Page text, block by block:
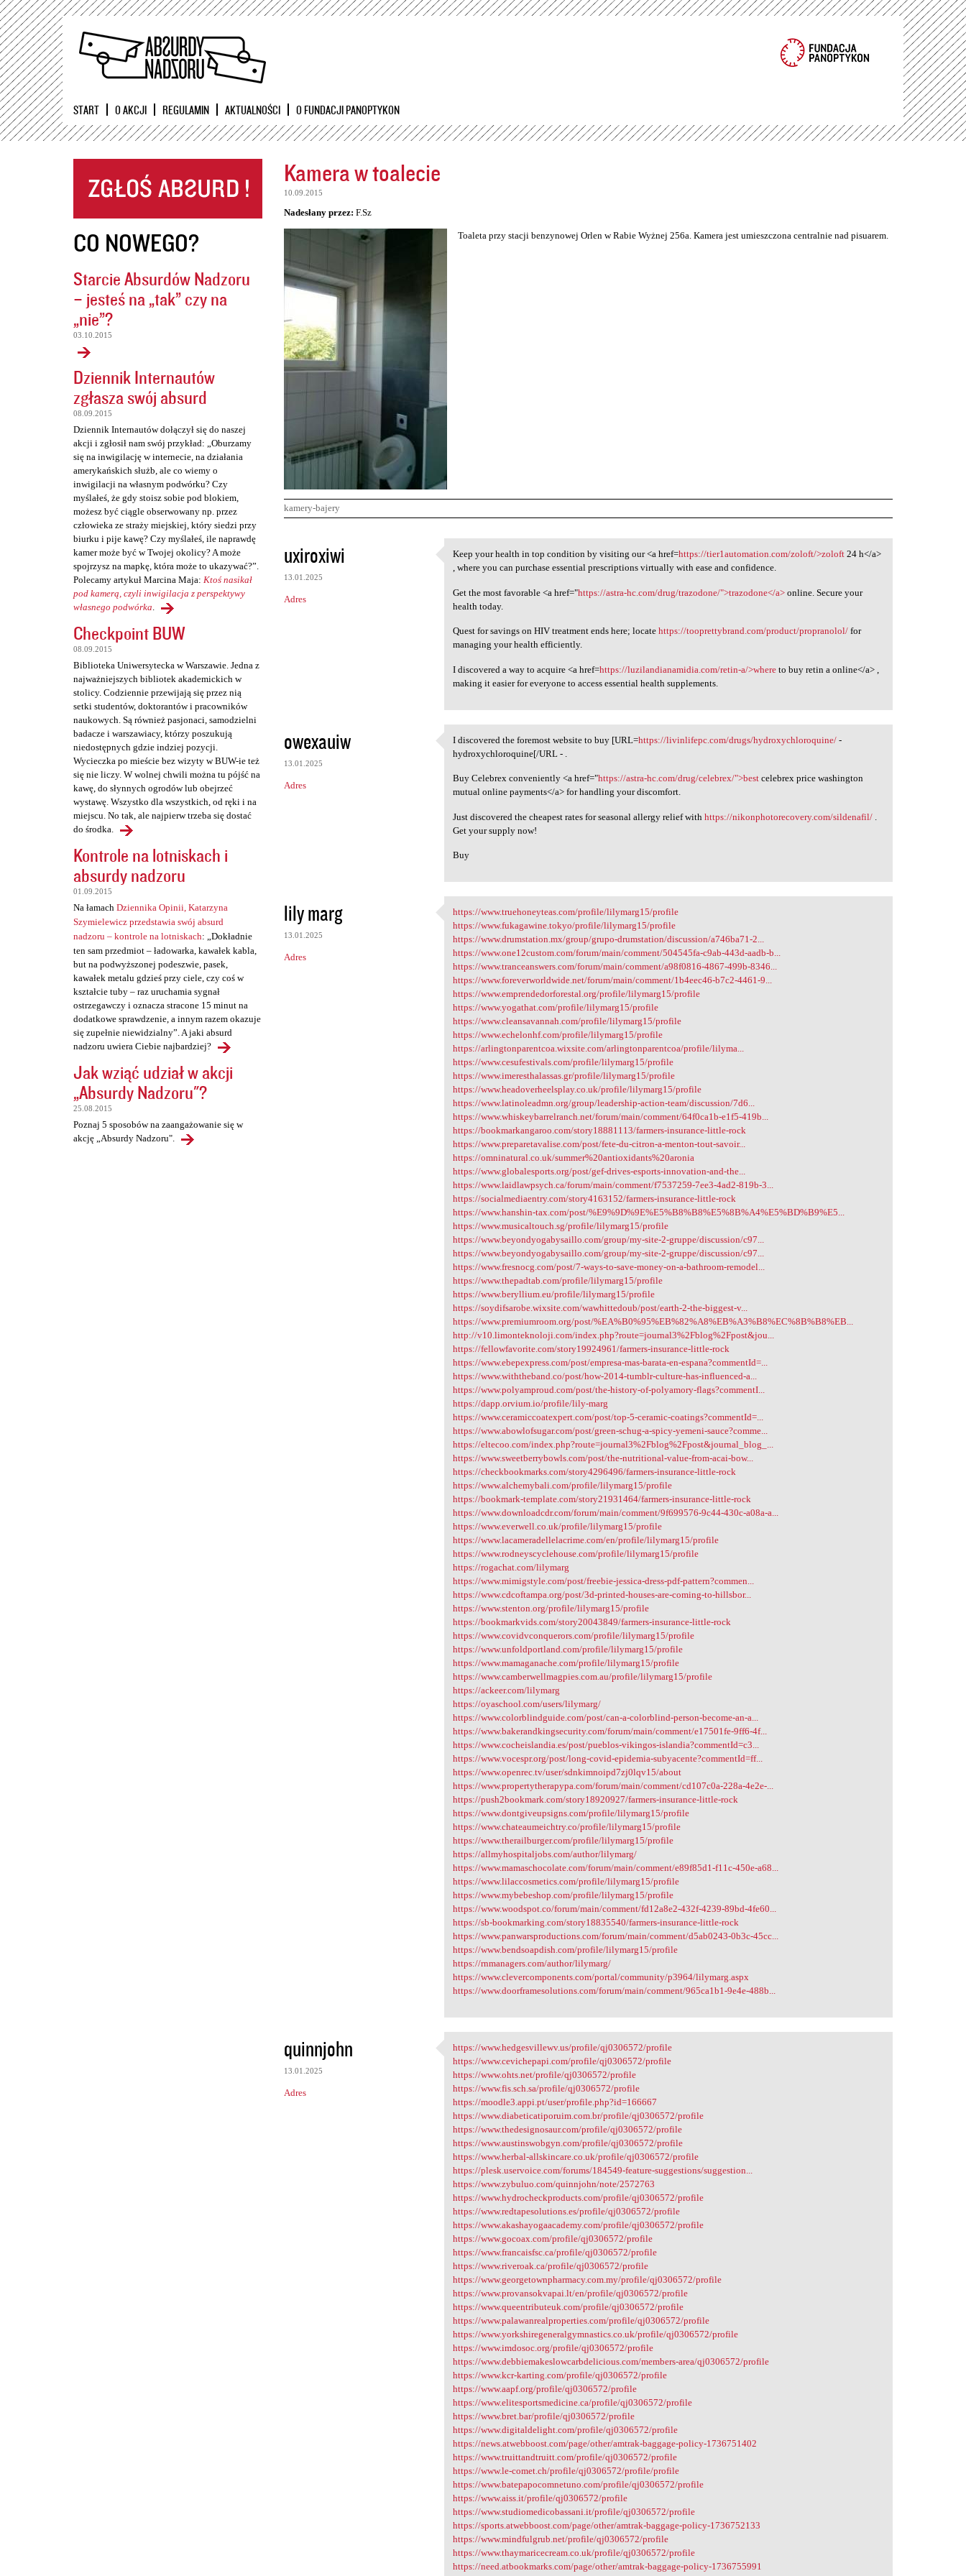
Przejdź
START O AKCJI REGULAMIN AKTUALNOŚCI O FUNDACJI PANOPTYKON
CO NOWEGO?
Starcie Absurdów Nadzoru
– jesteś na „tak” czy na
„nie”?
03.10.2015
Dziennik Internautów
zgłasza swój absurd
08.09.2015
Dziennik Internautów dołączył się do naszej
akcji i zgłosił nam swój przykład: „Oburzamy
się na inwigilację w internecie, na działania
amerykańskich służb, ale co wiemy o
inwigilacji na własnym podwórku? Czy
myślałeś, że gdy stoisz sobie pod blokiem,
możesz być ciągle obserwowany np. przez
człowieka ze straży miejskiej, który siedzi przy
biurku i pije kawę? Czy myślałeś, ile naprawdę
kamer może być w Twojej okolicy? A może
spojrzysz na mapkę, która może to ukazywać?”.
Polecamy artykuł Marcina Maja: Ktoś nasikał
pod kamerą, czyli inwigilacja z perspektywy
własnego podwórka.
Checkpoint BUW
08.09.2015
Biblioteka Uniwersytecka w Warszawie. Jedna z
najważniejszych bibliotek akademickich w
stolicy. Codziennie przewijają się przez nią
setki studentów, doktorantów i pracowników
naukowych. Są również pasjonaci, samodzielni
badacze i warszawiacy, którzy poszukują
niedostępnych gdzie indziej pozycji.
Wycieczka po mieście bez wizyty w BUW-ie też
się nie liczy. W wolnej chwili można tu pójść na
kawę, do słynnych ogrodów lub obejrzeć
wystawę. Wszystko dla wszystkich, od ręki i na
miejscu. No tak, ale najpierw trzeba się dostać
do środka.
Kontrole na lotniskach i
absurdy nadzoru
01.09.2015
Na łamach Dziennika Opinii, Katarzyna
Szymielewicz przedstawia swój absurd
nadzoru – kontrole na lotniskach: „Dokładnie
ten sam przedmiot – ładowarka, kawałek kabla,
but na podwyższonej podeszwie, pasek,
kawałek metalu gdzieś przy ciele, czy coś w
kształcie tuby – raz uruchamia sygnał
ostrzegawczy i oznacza stracone 15 minut na
dodatkowe sprawdzenie, a innym razem okazuje
się zupełnie niewidzialny”. A jaki absurd
nadzoru uwiera Ciebie najbardziej?
Jak wziąć udział w akcji
„Absurdy Nadzoru"?
25.08.2015
Poznaj 5 sposobów na zaangażowanie się w
akcję „Absurdy Nadzoru".
Kamera w toalecie
10.09.2015
Nadesłany przez: F.Sz
Toaleta przy stacji benzynowej Orlen w Rabie Wyżnej 256a. Kamera jest umieszczona centralnie nad pisuarem.
kamery-bajery
K
o
m
e
uxiroxiwi
13.01.2025
Adres
Keep your health in top
Keep your health in top condition by visiting our <a href=https://tier1automation.com/zoloft/>zoloft 24 h</a>
, where you can purchase essential prescriptions virtually with ease and confidence.
Get the most favorable <a href="https://astra-hc.com/drug/trazodone/">trazodone</a> online. Secure your
health today.
Quest for savings on HIV treatment ends here; locatehttps://tooprettybrand.com/product/propranolol/ for
managing your health efficiently.
I discovered a way to acquire <a href=https://luzilandianamidia.com/retin-a/>where to buy retin a online</a> ,
making it easier for everyone to access essential health supplements.
owexauiw
13.01.2025
Adres
I discovered the foremost
I discovered the foremost website to buy [URL=https://livinlifepc.com/drugs/hydroxychloroquine/ -
hydroxychloroquine[/URL - .
Buy Celebrex conveniently <a href="https://astra-hc.com/drug/celebrex/">best celebrex price washington
mutual online payments</a> for handling your discomfort.
Just discovered the cheapest rates for seasonal allergy relief withhttps://nikonphotorecovery.com/sildenafil/
Get your supply now!
Buy
lily marg
13.01.2025
Adres
https://www.truehoneyteas.com
https://www.truehoneyteas.com/profile/lilymarg15/profile
https://www.fukagawine.tokyo/profile/lilymarg15/profile
https://www.drumstation.mx/group/grupo-drumstation/discussion/a746ba71-2...
https://www.one12custom.com/forum/main/comment/504545fa-c9ab-443d-aadb-b...
https://www.tranceanswers.com/forum/main/comment/a98f0816-4867-499b-8346...
https://www.foreverworldwide.net/forum/main/comment/1b4eec46-b7c2-4461-9...
https://www.emprendedorforestal.org/profile/lilymarg15/profile
https://www.yogathat.com/profile/lilymarg15/profile
https://www.cleansavannah.com/profile/lilymarg15/profile
https://www.echelonhf.com/profile/lilymarg15/profile
https://arlingtonparentcoa.wixsite.com/arlingtonparentcoa/profile/lilyma...
https://www.cesufestivals.com/profile/lilymarg15/profile
https://www.imeresthalassas.gr/profile/lilymarg15/profile
https://www.headoverheelsplay.co.uk/profile/lilymarg15/profile
https://www.latinoleadmn.org/group/leadership-action-team/discussion/7d6...
https://www.whiskeybarrelranch.net/forum/main/comment/64f0ca1b-e1f5-419b...
https://bookmarkangaroo.com/story18881113/farmers-insurance-little-rock
https://www.preparetavalise.com/post/fete-du-citron-a-menton-tout-savoir...
https://omninatural.co.uk/summer%20antioxidants%20aronia
https://www.globalesports.org/post/gef-drives-esports-innovation-and-the...
https://www.laidlawpsych.ca/forum/main/comment/f7537259-7ee3-4ad2-819b-3...
https://socialmediaentry.com/story4163152/farmers-insurance-little-rock
https://www.hanshin-tax.com/post/%E9%9D%9E%E5%B8%B8%E5%8B%A4%E5%BD%B9%E5...
https://www.musicaltouch.sg/profile/lilymarg15/profile
https://www.beyondyogabysaillo.com/group/my-site-2-gruppe/discussion/c97...
https://www.beyondyogabysaillo.com/group/my-site-2-gruppe/discussion/c97...
https://www.fresnocg.com/post/7-ways-to-save-money-on-a-bathroom-remodel...
https://www.thepadtab.com/profile/lilymarg15/profile
https://www.beryllium.eu/profile/lilymarg15/profile
https://soydifsarobe.wixsite.com/wawhittedoub/post/earth-2-the-biggest-v...
https://www.premiumroom.org/post/%EA%B0%95%EB%82%A8%EB%A3%B8%EC%8B%B8%EB...
http://v10.limonteknoloji.com/index.php?route=journal3%2Fblog%2Fpost&jou...
https://fellowfavorite.com/story19924961/farmers-insurance-little-rock
https://www.ebepexpress.com/post/empresa-mas-barata-en-espana?commentId=...
https://www.withtheband.co/post/how-2014-tumblr-culture-has-influenced-a...
https://www.polyamproud.com/post/the-history-of-polyamory-flags?commentI...
https://dapp.orvium.io/profile/lily-marg
https://www.ceramiccoatexpert.com/post/top-5-ceramic-coatings?commentId=...
https://www.abowlofsugar.com/post/green-schug-a-spicy-yemeni-sauce?comme...
https://eltecoo.com/index.php?route=journal3%2Fblog%2Fpost&journal_blog_...
https://www.sweetberrybowls.com/post/the-nutritional-value-from-acai-bow...
https://checkbookmarks.com/story4296496/farmers-insurance-little-rock
https://www.alchemybali.com/profile/lilymarg15/profile
https://bookmark-template.com/story21931464/farmers-insurance-little-rock
https://www.downloadcdr.com/forum/main/comment/9f699576-9c44-430c-a08a-a...
https://www.everwell.co.uk/profile/lilymarg15/profile
https://www.lacameradellelacrime.com/en/profile/lilymarg15/profile
https://www.rodneyscyclehouse.com/profile/lilymarg15/profile
https://rogachat.com/lilymarg
https://www.mimigstyle.com/post/freebie-jessica-dress-pdf-pattern?commen...
https://www.cdcoftampa.org/post/3d-printed-houses-are-coming-to-hillsbor...
https://www.stenton.org/profile/lilymarg15/profile
https://bookmarkvids.com/story20043849/farmers-insurance-little-rock
https://www.covidvconquerors.com/profile/lilymarg15/profile
https://www.unfoldportland.com/profile/lilymarg15/profile
https://www.mamaganache.com/profile/lilymarg15/profile
https://www.camberwellmagpies.com.au/profile/lilymarg15/profile
https://ackeer.com/lilymarg
https://oyaschool.com/users/lilymarg/
https://www.colorblindguide.com/post/can-a-colorblind-person-become-an-a...
https://www.bakerandkingsecurity.com/forum/main/comment/e17501fe-9ff6-4f...
https://www.cocheislandia.es/post/pueblos-vikingos-islandia?commentId=c3...
https://www.vocespr.org/post/long-covid-epidemia-subyacente?commentId=ff...
https://www.openrec.tv/user/sdnkimnoipd7zj0lqv15/about
https://www.propertytherapypa.com/forum/main/comment/cd107c0a-228a-4e2e-...
https://push2bookmark.com/story18920927/farmers-insurance-little-rock
https://www.dontgiveupsigns.com/profile/lilymarg15/profile
https://www.chateaumeichtry.co/profile/lilymarg15/profile
https://www.therailburger.com/profile/lilymarg15/profile
https://allmyhospitaljobs.com/author/lilymarg/
https://www.mamaschocolate.com/forum/main/comment/e89f85d1-f11c-450e-a68...
https://www.lilaccosmetics.com/profile/lilymarg15/profile
https://www.mybebeshop.com/profile/lilymarg15/profile
https://www.woodspot.co/forum/main/comment/fd12a8e2-432f-4239-89bd-4fe60...
https://sb-bookmarking.com/story18835540/farmers-insurance-little-rock
https://www.panwarsproductions.com/forum/main/comment/d5ab0243-0b3c-45cc...
https://www.bendsoapdish.com/profile/lilymarg15/profile
https://rnmanagers.com/author/lilymarg/
https://www.clevercomponents.com/portal/community/p3964/lilymarg.aspx
https://www.doorframesolutions.com/forum/main/comment/965ca1b1-9e4e-488b...
quinnjohn
13.01.2025
Adres
https://www.hedgesvillewv.us
https://www.hedgesvillewv.us/profile/qj0306572/profile
https://www.cevichepapi.com/profile/qj0306572/profile
https://www.ohts.net/profile/qj0306572/profile
https://www.fis.sch.sa/profile/qj0306572/profile
https://moodle3.appi.pt/user/profile.php?id=166667
https://www.diabeticatiporuim.com.br/profile/qj0306572/profile
https://www.thedesignosaur.com/profile/qj0306572/profile
https://www.austinswobgyn.com/profile/qj0306572/profile
https://www.herbal-allskincare.co.uk/profile/qj0306572/profile
https://plesk.uservoice.com/forums/184549-feature-suggestions/suggestion...
https://www.zybuluo.com/quinnjohn/note/2572763
https://www.hydrocheckproducts.com/profile/qj0306572/profile
https://www.redtapesolutions.es/profile/qj0306572/profile
https://www.akashayogaacademy.com/profile/qj0306572/profile
https://www.gocoax.com/profile/qj0306572/profile
https://www.francaisfsc.ca/profile/qj0306572/profile
https://www.riveroak.ca/profile/qj0306572/profile
https://www.georgetownpharmacy.com.my/profile/qj0306572/profile
https://www.provansokvapai.lt/en/profile/qj0306572/profile
https://www.queentributeuk.com/profile/qj0306572/profile
https://www.palawanrealproperties.com/profile/qj0306572/profile
https://www.yorkshiregeneralgymnastics.co.uk/profile/qj0306572/profile
https://www.imdosoc.org/profile/qj0306572/profile
https://www.debbiemakeslowcarbdelicious.com/members-area/qj0306572/profile
https://www.kcr-karting.com/profile/qj0306572/profile
https://www.aapf.org/profile/qj0306572/profile
https://www.elitesportsmedicine.ca/profile/qj0306572/profile
https://www.bret.bar/profile/qj0306572/profile
https://www.digitaldelight.com/profile/qj0306572/profile
https://news.atwebboost.com/page/other/amtrak-baggage-policy-1736751402
https://www.truittandtruitt.com/profile/qj0306572/profile
https://www.le-comet.ch/profile/qj0306572/profile/profile
https://www.batepapocomnetuno.com/profile/qj0306572/profile
https://www.aiss.it/profile/qj0306572/profile
https://www.studiomedicobassani.it/profile/qj0306572/profile
https://sports.atwebboost.com/page/other/amtrak-baggage-policy-1736752133
https://www.mindfulgrub.net/profile/qj0306572/profile
https://www.thaymaricecream.co.uk/profile/qj0306572/profile
https://need.atbookmarks.com/page/other/amtrak-baggage-policy-1736755991